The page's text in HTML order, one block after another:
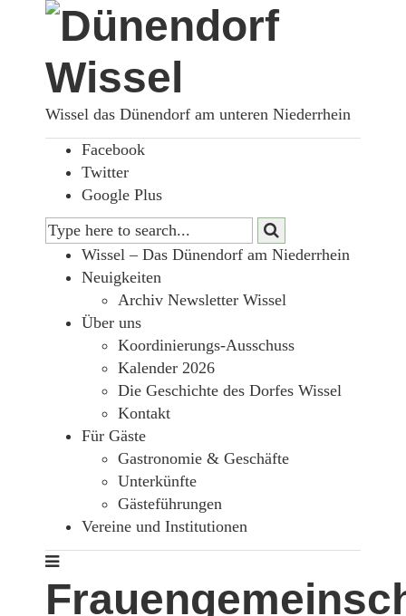
Wissel das Dünendorf am unteren Niederrhein
Facebook
Twitter
Google Plus
Wissel – Das Dünendorf am Niederrhein
Neuigkeiten
Archiv Newsletter Wissel
Über uns
Koordinierungs-Ausschuss
Kalender 2026
Die Geschichte des Dorfes Wissel
Kontakt
Für Gäste
Gastronomie & Geschäfte
Unterkünfte
Gästeführungen
Vereine und Institutionen